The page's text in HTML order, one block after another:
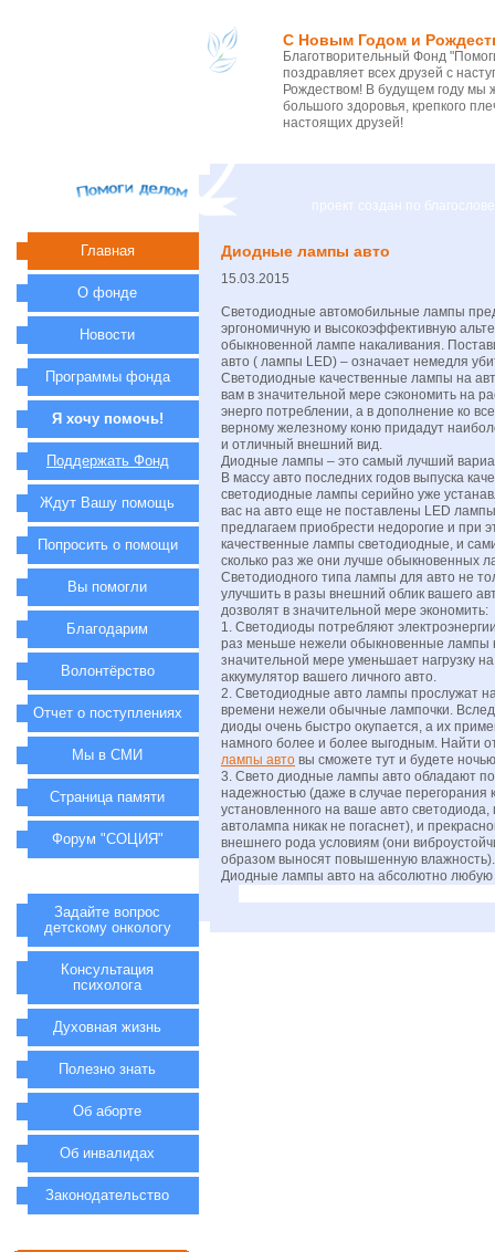
С Новым Годом и
Благотворительный Фонд
поздравляет всех друзей с
Рождеством! В будущем году
большого здоровья, крепкого
настоящих друзей!
проект создан по
Диодные лампы авто
15.03.2015
Светодиодные автомобильные лампы
эргономичную и высокоэффективную
обыкновенной лампе накаливания.
авто ( лампы LED) – означает немедля
Светодиодные качественные лампы на
вам в значительной мере сэкономить на
энерго потреблении, а в дополнение ко
верному железному коню придадут
и отличный внешний вид.
Диодные лампы – это самый лучший
В массу авто последних годов выпуска
светодиодные лампы серийно уже
вас на авто еще не поставлены LED
предлагаем приобрести недорогие и при
качественные лампы светодиодные, и
сколько раз же они лучше обыкновенных
Светодиодного типа лампы для авто не
улучшить в разы внешний облик вашего
дозволят в значительной мере экономить:
1. Светодиоды потребляют
раз меньше нежели обыкновенные лампы
значительной мере уменьшает нагрузку
аккумулятор вашего личного авто.
2. Светодиодные авто лампы прослужат
времени нежели обычные лампочки.
диоды очень быстро окупается, а их
намного более и более выгодным. Найти
лампы авто вы сможете тут и будете
3. Свето диодные лампы авто обладают
надежностью (даже в случае перегорания
установленного на ваше авто
автолампа никак не погаснет), и
внешнего рода условиям (они
образом выносят повышенную влажность).
Диодные лампы авто на абсолютно любую
Главная
О фонде
Новости
Программы фонда
Я хочу помочь!
Поддержать Фонд
Ждут Вашу помощь
Попросить о помощи
Вы помогли
Благодарим
Волонтёрство
Отчет о поступлениях
Мы в СМИ
Страница памяти
Форум "СОЦИЯ"
Задайте вопрос
детскому онкологу
Консультация
психолога
Духовная жизнь
Полезно знать
Об аборте
Об инвалидах
Законодательство